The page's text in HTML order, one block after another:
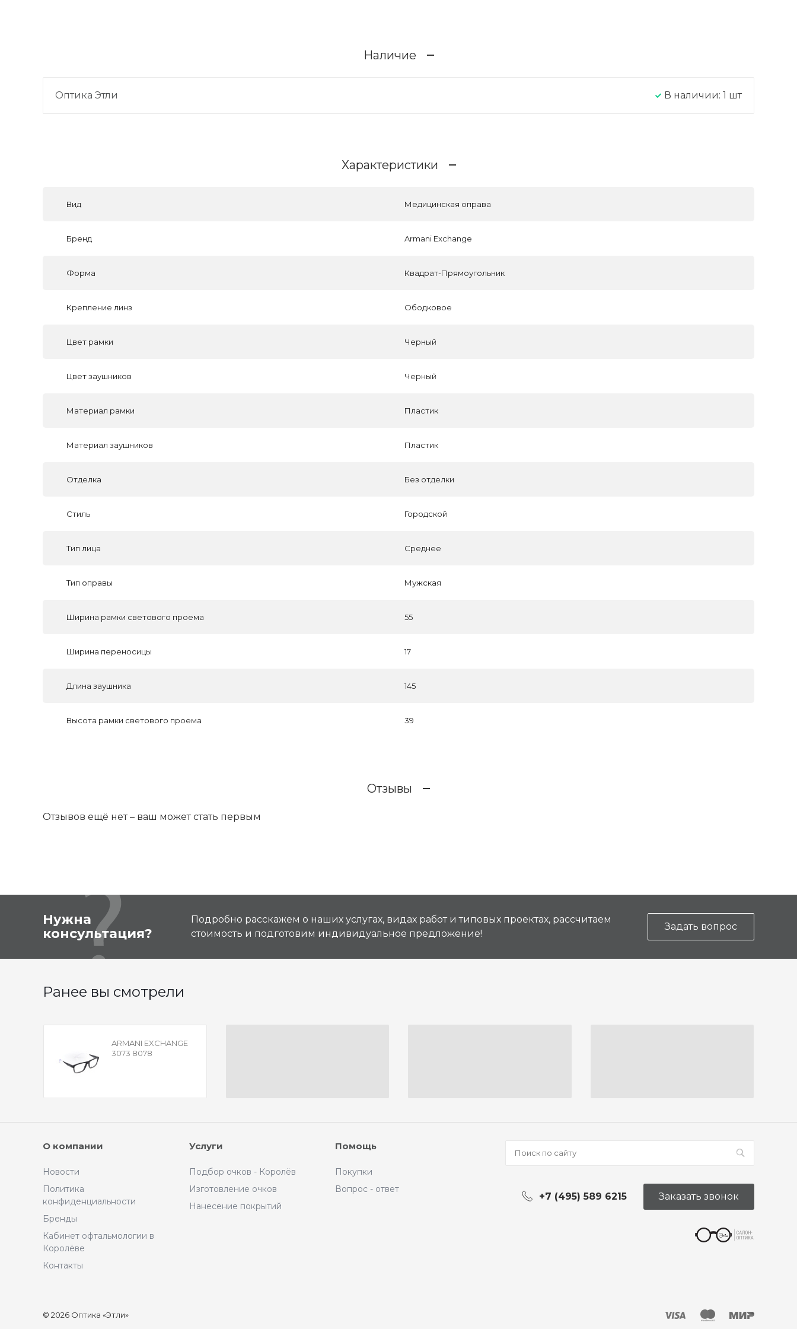
Наличие
Оптика Этли В наличии: 1 шт
Характеристики
Вид Медицинская оправа
Бренд Armani Exchange
Форма Квадрат-Прямоугольник
Крепление линз Ободковое
Цвет рамки Черный
Цвет заушников Черный
Материал рамки Пластик
Материал заушников Пластик
Отделка Без отделки
Стиль Городской
Тип лица Среднее
Тип оправы Мужская
Ширина рамки светового проема 55
Ширина переносицы 17
Длина заушника 145
Высота рамки светового проема 39
Отзывы
Отзывов ещё нет – ваш может стать первым
Нужна
консультация?
Подробно расскажем о наших услугах, видах работ и типовых проектах, рассчитаем
стоимость и подготовим индивидуальное предложение!
Задать вопрос
Ранее вы смотрели
ARMANI EXCHANGE
3073 8078
О компании
Новости
Политика
конфиденциальности
Бренды
Кабинет офтальмологии в
Королёве
Контакты
Услуги
Подбор очков - Королёв
Изготовление очков
Нанесение покрытий
Помощь
Покупки
Вопрос - ответ
+7 (495) 589 6215 Заказать звонок
© 2026 Оптика «Этли»